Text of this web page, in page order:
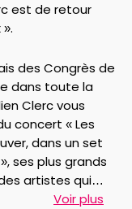
est de retour
des Congrès de
dans toute la
Clerc vous
concert « Les
dans un set
ses plus grands
artistes qui
Voir plus